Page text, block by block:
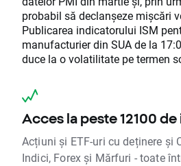
probabil să declanșeze mișcări
Publicarea indicatorului ISM
manufacturier din SUA de la
duce la o volatilitate pe termen
Acces la peste 12100
Acțiuni și ETF-uri cu deținere și
Indici, Forex și Mărfuri - toate